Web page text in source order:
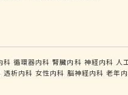
科 循環器内科 腎臓内科 神経内科 人
透析内科 女性内科 脳神経内科 老年